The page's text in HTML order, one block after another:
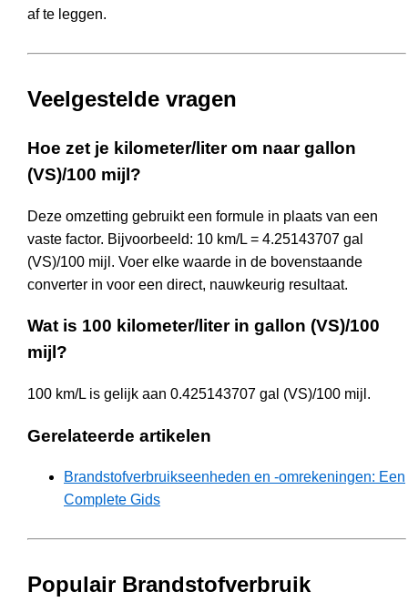
af te leggen.
Veelgestelde vragen
Hoe zet je kilometer/liter om naar gallon
(VS)/100 mijl?
Deze omzetting gebruikt een formule in plaats van een
vaste factor. Bijvoorbeeld: 10 km/L = 4.25143707 gal
(VS)/100 mijl. Voer elke waarde in de bovenstaande
converter in voor een direct, nauwkeurig resultaat.
Wat is 100 kilometer/liter in gallon (VS)/100
mijl?
100 km/L is gelijk aan 0.425143707 gal (VS)/100 mijl.
Gerelateerde artikelen
Brandstofverbruikseenheden en -omrekeningen: Een
Complete Gids
Populair Brandstofverbruik